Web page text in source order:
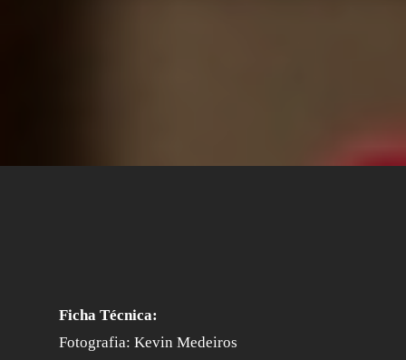
Ficha Técnica:
Fotografia: Kevin Medeiros